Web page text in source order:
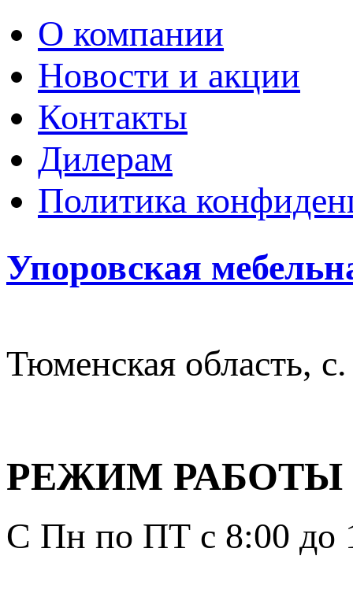
О компании
Новости и акции
Контакты
Дилерам
Политика
Упоровская
Тюменская область,
РЕЖИМ РАБОТЫ
С Пн по ПТ с 8:00 до